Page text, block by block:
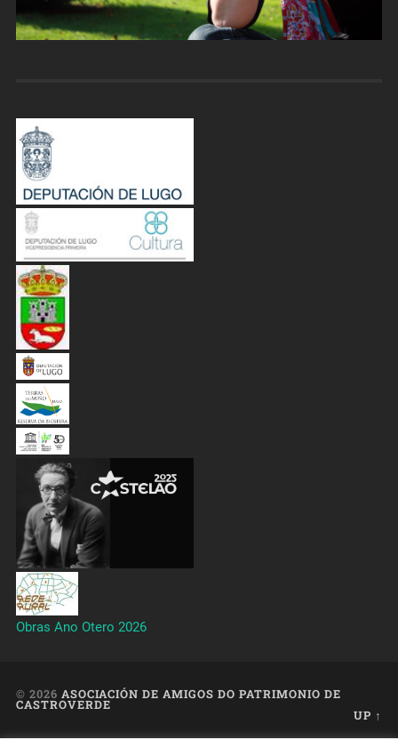
Obras Ano Otero 2026
© 2026 ASOCIACIÓN DE AMIGOS DO PATRIMONIO DE
CASTROVERDE
UP ↑